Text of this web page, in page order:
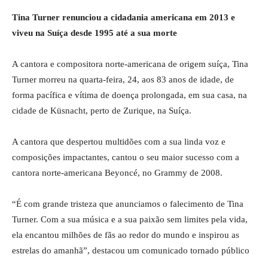
Tina Turner renunciou a cidadania americana em 2013 e
viveu na Suíça desde 1995 até a sua morte
A cantora e compositora norte-americana de origem suíça, Tina
Turner morreu na quarta-feira, 24, aos 83 anos de idade, de
forma pacífica e vítima de doença prolongada, em sua casa, na
cidade de Küsnacht, perto de Zurique, na Suíça.
A cantora que despertou multidões com a sua linda voz e
composições impactantes, cantou o seu maior sucesso com a
cantora norte-americana Beyoncé, no Grammy de 2008.
“É com grande tristeza que anunciamos o falecimento de Tina
Turner. Com a sua música e a sua paixão sem limites pela vida,
ela encantou milhões de fãs ao redor do mundo e inspirou as
estrelas do amanhã”, destacou um comunicado tornado público